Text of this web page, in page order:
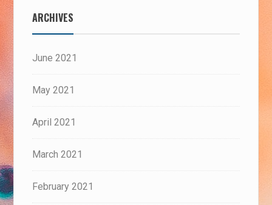
ARCHIVES
June 2021
May 2021
April 2021
March 2021
February 2021